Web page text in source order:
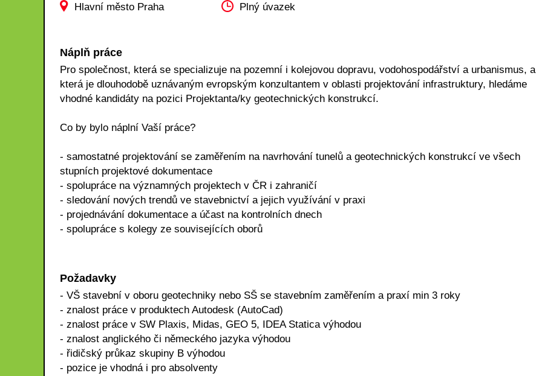
Hlavní město Praha Plný úvazek
Náplň práce
Pro společnost, která se specializuje na pozemní i kolejovou dopravu, vodohospodářství a urbanismus, a
která je dlouhodobě uznávaným evropským konzultantem v oblasti projektování infrastruktury, hledáme
vhodné kandidáty na pozici Projektanta/ky geotechnických konstrukcí.
Co by bylo náplní Vaší práce?
- samostatné projektování se zaměřením na navrhování tunelů a geotechnických konstrukcí ve všech
stupních projektové dokumentace
- spolupráce na významných projektech v ČR i zahraničí
- sledování nových trendů ve stavebnictví a jejich využívání v praxi
- projednávání dokumentace a účast na kontrolních dnech
- spolupráce s kolegy ze souvisejících oborů
Požadavky
- VŠ stavební v oboru geotechniky nebo SŠ se stavebním zaměřením a praxí min 3 roky
- znalost práce v produktech Autodesk (AutoCad)
- znalost práce v SW Plaxis, Midas, GEO 5, IDEA Statica výhodou
- znalost anglického či německého jazyka výhodou
- řidičský průkaz skupiny B výhodou
- pozice je vhodná i pro absolventy